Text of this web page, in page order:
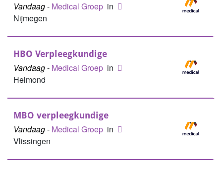
Vandaag- Medical Groep in
Nijmegen
HBO Verpleegkundige
Vandaag- Medical Groep in
Helmond
MBO verpleegkundige
Vandaag- Medical Groep in
Vlissingen